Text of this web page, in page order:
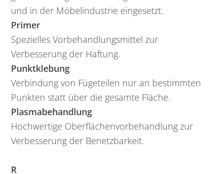
und in der Möbelindustrie eingesetzt.
Primer
Spezielles Vorbehandlungsmittel zur
Verbesserung der Haftung.
Punktklebung
Verbindung von Fügeteilen nur an bestimmten
Punkten statt über die gesamte Fläche.
Plasmabehandlung
Hochwertige Oberflächenvorbehandlung zur
Verbesserung der Benetzbarkeit.
R